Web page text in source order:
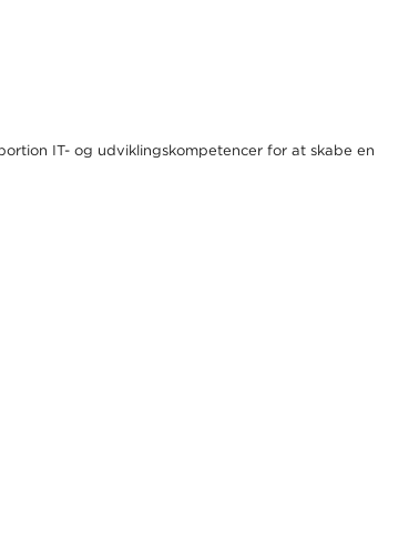
IT- og udviklingskompetencer for at skabe en